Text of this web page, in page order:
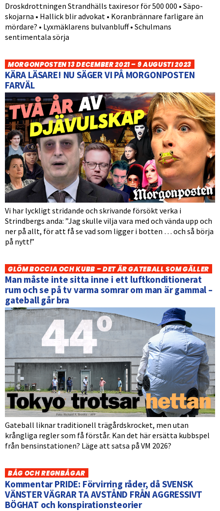
Droskdrottningen Strandhälls taxiresor för 500 000 • Säpo-
skojarna • Hallick blir advokat • Koranbrännare farligare än
mördare? • Lyxmäklarens bulvanbluff • Schulmans
sentimentala sörja
MORGONPOSTEN 13 DECEMBER 2021 – 9 AUGUSTI 2023
KÄRA LÄSARE! NU SÄGER VI PÅ MORGONPOSTEN
FARVÄL
Vi har lyckligt stridande och skrivande försökt verka i
Strindbergs anda: ”Jag skulle vilja vara med och vända upp och
ner på allt, för att få se vad som ligger i botten … och så börja
på nytt!”
GLÖM BOCCIA OCH KUBB – DET ÄR GATEBALL SOM GÄLLER
Man måste inte sitta inne i ett luftkonditionerat
rum och se på tv varma somrar om man är gammal –
gateball går bra
Gateball liknar traditionell trägårdskrocket, men utan
krångliga regler som få förstår. Kan det här ersätta kubbspel
från bensinstationen? Läge att satsa på VM 2026?
BÅG OCH REGNBÅGAR
Kommentar PRIDE: Förvirring råder, då SVENSK
VÄNSTER VÄGRAR TA AVSTÅND FRÅN AGGRESSIVT
BÖGHAT och konspirationsteorier